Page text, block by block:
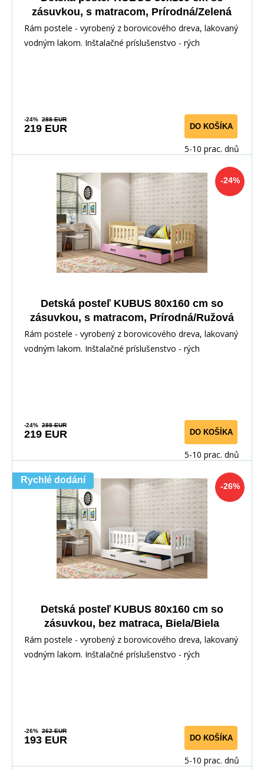
zásuvkou, s matracom, Prírodná/Zelená
Rám postele - vyrobený z borovicového dreva, lakovaný
vodným lakom. Inštalačné príslušenstvo - rých
-24% 288 EUR
219 EUR DO KOŠÍKA
5-10 prac. dnů
-24%
Detská posteľ KUBUS 80x160 cm so
zásuvkou, s matracom, Prírodná/Ružová
Rám postele - vyrobený z borovicového dreva, lakovaný
vodným lakom. Inštalačné príslušenstvo - rých
-24% 288 EUR
219 EUR DO KOŠÍKA
5-10 prac. dnů
-26%
Rychlé dodání
Detská posteľ KUBUS 80x160 cm so
zásuvkou, bez matraca, Biela/Biela
Rám postele - vyrobený z borovicového dreva, lakovaný
vodným lakom. Inštalačné príslušenstvo - rých
-26% 262 EUR
193 EUR DO KOŠÍKA
5-10 prac. dnů